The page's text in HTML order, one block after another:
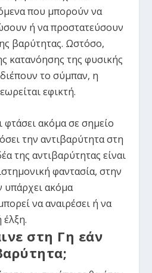
που μπορούν να
ή να προστατεύσουν
βαρύτητας. Ωστόσο,
κατανόησης της φυσικής
το σύμπαν, η
εφικτή.
φτάσει ακόμα σε σημείο
την αντιβαρύτητα στη
της αντιβαρύτητας είναι
φαντασία, στην
υπάρχει ακόμα
να αναιρέσει ή να
έλξη.
στη Γη εάν